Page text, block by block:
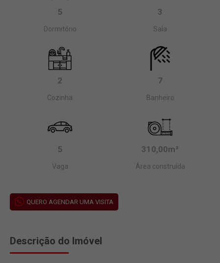
5
Dormitório
3
Sala
2
Cozinha
7
Banheiro
5
Vaga
310,00m²
Área construída
QUERO AGENDAR UMA VISITA
Descrição do Imóvel